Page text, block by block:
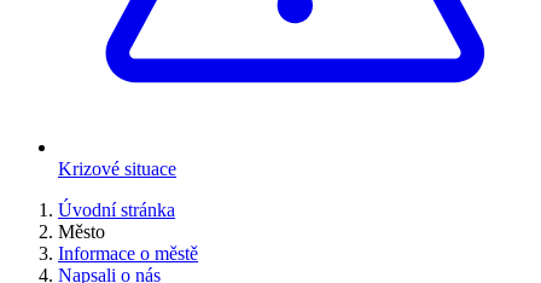
Krizové situace
Úvodní stránka
Město
Informace o městě
Napsali o nás